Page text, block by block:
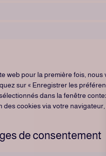
web pour la première fois,
sur « Enregistrer les
dans la fenêtre
des cookies via votre
de consentement